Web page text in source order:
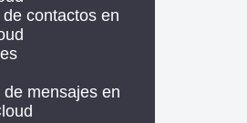
contactos en
mensajes en